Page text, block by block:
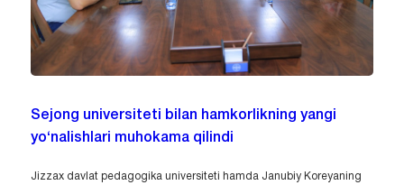
Sejong universiteti bilan hamkorlikning yangi
yo‘nalishlari muhokama qilindi
Jizzax davlat pedagogika universiteti hamda Janubiy Koreyaning